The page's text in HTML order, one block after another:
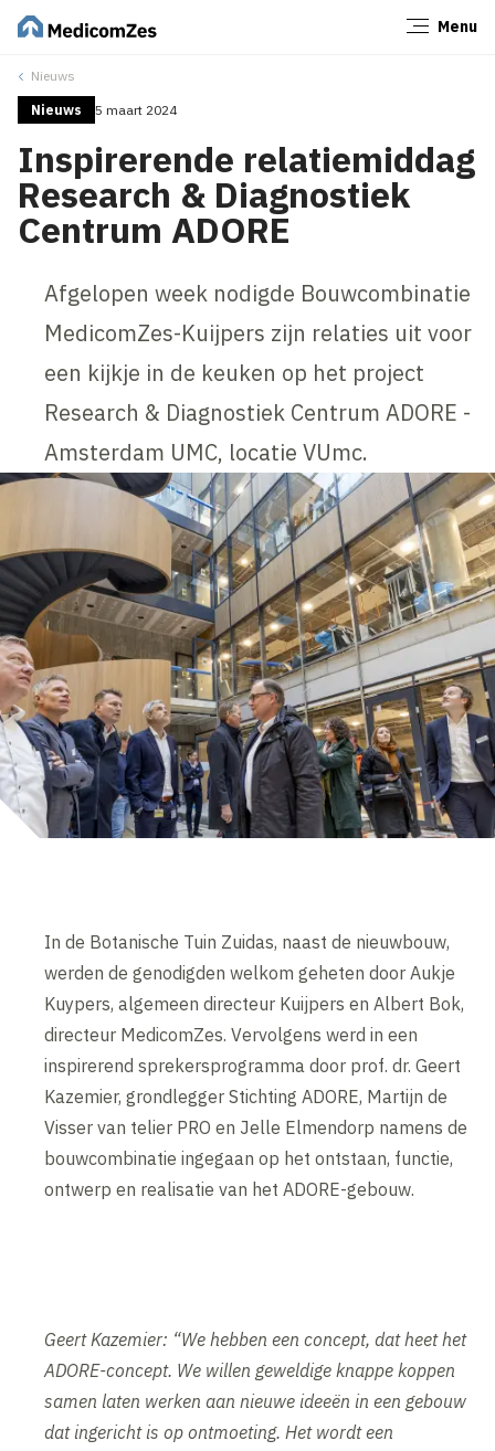
Menu
Nieuws
Nieuws 5 maart 2024
Inspirerende relatiemiddag
Research & Diagnostiek
Centrum ADORE
Afgelopen week nodigde Bouwcombinatie
MedicomZes-Kuijpers zijn relaties uit voor
een kijkje in de keuken op het project
Research & Diagnostiek Centrum ADORE -
Amsterdam UMC, locatie VUmc.
In de Botanische Tuin Zuidas, naast de nieuwbouw,
werden de genodigden welkom geheten door Aukje
Kuypers, algemeen directeur Kuijpers en Albert Bok,
directeur MedicomZes. Vervolgens werd in een
inspirerend sprekersprogramma door prof. dr. Geert
Kazemier, grondlegger Stichting ADORE, Martijn de
Visser van telier PRO en Jelle Elmendorp namens de
bouwcombinatie ingegaan op het ontstaan, functie,
ontwerp en realisatie van het ADORE-gebouw.
Geert Kazemier: “We hebben een concept, dat heet het
ADORE-concept. We willen geweldige knappe koppen
samen laten werken aan nieuwe ideeën in een gebouw
dat ingericht is op ontmoeting. Het wordt een
Sluiten